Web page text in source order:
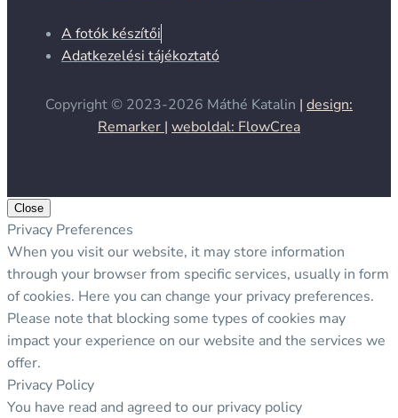
A fotók készítői
Adatkezelési tájékoztató
Copyright © 2023-2026 Máthé Katalin | design:
Remarker | weboldal: FlowCrea
Close
Privacy Preferences
When you visit our website, it may store information
through your browser from specific services, usually in form
of cookies. Here you can change your privacy preferences.
Please note that blocking some types of cookies may
impact your experience on our website and the services we
offer.
Privacy Policy
You have read and agreed to our privacy policy